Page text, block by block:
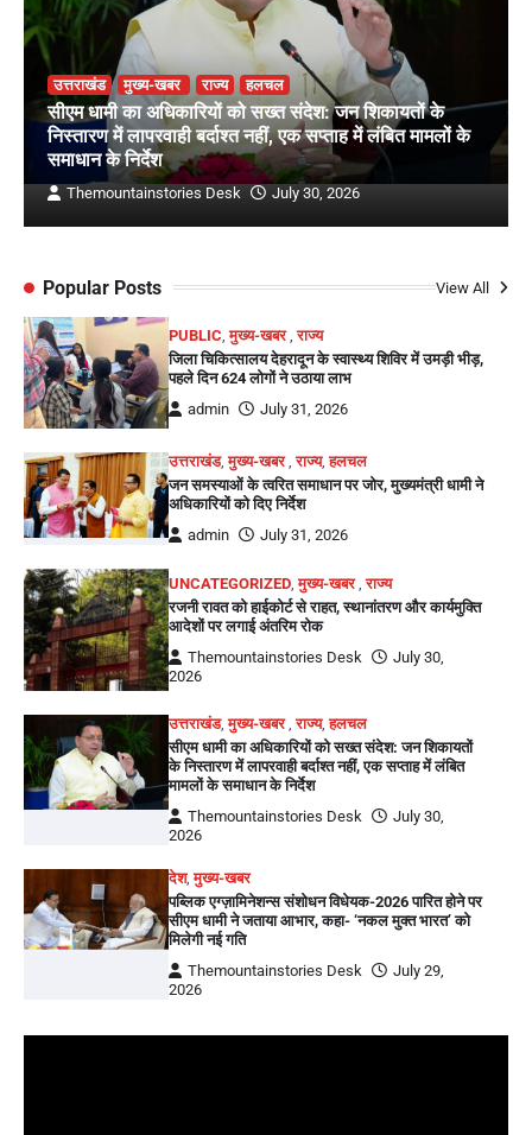
उत्तराखंड मुख्य-खबर राज्य हलचल
सीएम धामी का अधिकारियों को सख्त संदेश: जन शिकायतों के
निस्तारण में लापरवाही बर्दाश्त नहीं, एक सप्ताह में लंबित मामलों के
समाधान के निर्देश
Themountainstories Desk July 30, 2026
Popular Posts View All
PUBLIC ,मुख्य-खबर ,राज्य
जिला चिकित्सालय देहरादून के स्वास्थ्य शिविर में उमड़ी भीड़,
पहले दिन 624 लोगों ने उठाया लाभ
admin
July 31, 2026
उत्तराखंड,मुख्य-खबर ,राज्य,हलचल
जन समस्याओं के त्वरित समाधान पर जोर, मुख्यमंत्री धामी ने
अधिकारियों को दिए निर्देश
admin
July 31, 2026
UNCATEGORIZED ,मुख्य-खबर ,राज्य
रजनी रावत को हाईकोर्ट से राहत, स्थानांतरण और कार्यमुक्ति
आदेशों पर लगाई अंतरिम रोक
Themountainstories Desk
July 30,
2026
उत्तराखंड,मुख्य-खबर,राज्य,हलचल
सीएम धामी का अधिकारियों को सख्त संदेश: जन शिकायतों
के निस्तारण में लापरवाही बर्दाश्त नहीं, एक सप्ताह में लंबित
मामलों के समाधान के निर्देश
Themountainstories Desk
July 30,
2026
देश,मुख्य-खबर
पब्लिक एग्ज़ामिनेशन्स संशोधन विधेयक-2026 पारित होने पर
सीएम धामी ने जताया आभार, कहा- ‘नकल मुक्त भारत’ को
मिलेगी नई गति
Themountainstories Desk
July 29,
2026